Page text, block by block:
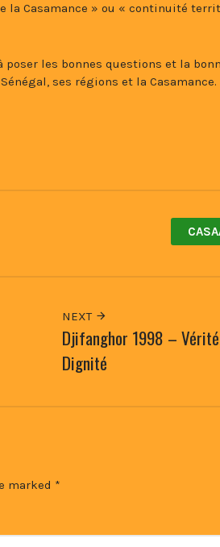
la Casamance » ou « continuité
les bonnes questions et la
ses régions et la Casamance.
NEXT
Djifanghor 1998 –
Dignité
marked *